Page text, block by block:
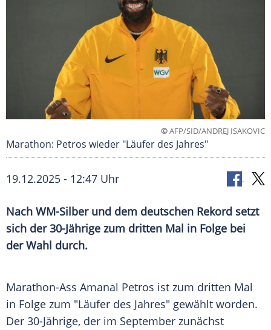
©AFP/SID/ANDREJ ISAKOVIC
Marathon: Petros wieder "Läufer des Jahres"
19.12.2025 - 12:47 Uhr
Nach WM-Silber und dem deutschen Rekord setzt
sich der 30-Jährige zum dritten Mal in Folge bei
der Wahl durch.
Marathon-Ass Amanal Petros ist zum dritten Mal
in Folge zum "Läufer des Jahres" gewählt worden.
Der 30-Jährige, der im September zunächst